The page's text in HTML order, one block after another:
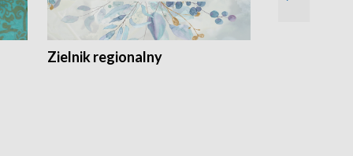
Zielnik regionalny